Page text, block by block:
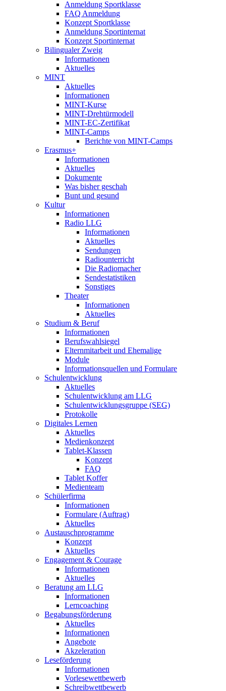
Anmeldung Sportklasse
FAQ Anmeldung
Konzept Sportklasse
Anmeldung Sportinternat
Konzept Sportinternat
Bilingualer Zweig
Informationen
Aktuelles
MINT
Aktuelles
Informationen
MINT-Kurse
MINT-Drehtürmodell
MINT-EC-Zertifikat
MINT-Camps
Berichte von MINT-Camps
Erasmus+
Informationen
Aktuelles
Dokumente
Was bisher geschah
Bunt und gesund
Kultur
Informationen
Radio LLG
Informationen
Aktuelles
Sendungen
Radiounterricht
Die Radiomacher
Sendestatistiken
Sonstiges
Theater
Informationen
Aktuelles
Studium & Beruf
Informationen
Berufswahlsiegel
Elternmitarbeit und Ehemalige
Module
Informationsquellen und Formulare
Schulentwicklung
Aktuelles
Schulentwicklung am LLG
Schulentwicklungsgruppe (SEG)
Protokolle
Digitales Lernen
Aktuelles
Medienkonzept
Tablet-Klassen
Konzept
FAQ
Tablet Koffer
Medienteam
Schülerfirma
Informationen
Formulare (Auftrag)
Aktuelles
Austauschprogramme
Konzept
Aktuelles
Engagement & Courage
Informationen
Aktuelles
Beratung am LLG
Informationen
Lerncoaching
Begabungsförderung
Aktuelles
Informationen
Angebote
Akzeleration
Leseförderung
Informationen
Vorlesewettbewerb
Schreibwettbewerb